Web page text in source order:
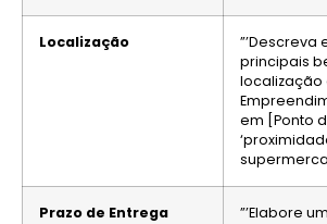
Localização
”’Descreva
principais
localização
em [Ponto
Prazo de Entrega
”’Elabore